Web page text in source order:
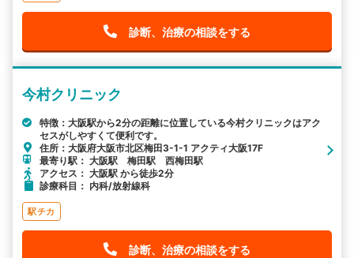
診断、治療の相談をする
今村クリニック
特徴：大阪駅から2分の距離に位置している今村クリニックはアク
セスがしやすくて便利です。
住所：大阪府大阪市北区梅田3-1-1 アクティ大阪17F
最寄り駅： 大阪駅 梅田駅 西梅田駅
アクセス： 大阪駅 から徒歩2分
診療科目： 内科/放射線科
駅チカ
診断、治療の相談をする